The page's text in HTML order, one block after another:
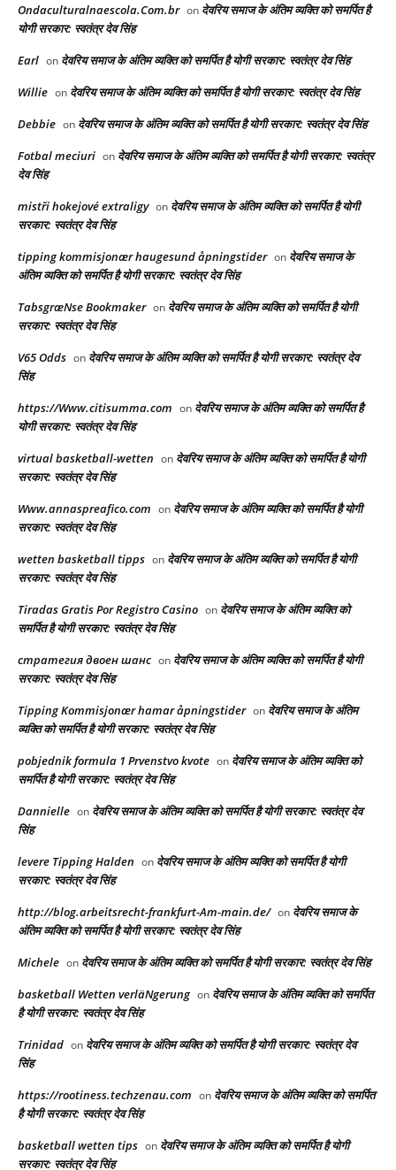
Ondaculturalnaescola.Com.br on देवरिय समाज के अंतिम व्यक्ति को समर्पित है
योगी सरकार: स्वतंत्र देव सिंह
Earl on देवरिय समाज के अंतिम व्यक्ति को समर्पित है योगी सरकार: स्वतंत्र देव सिंह
Willie on देवरिय समाज के अंतिम व्यक्ति को समर्पित है योगी सरकार: स्वतंत्र देव सिंह
Debbie on देवरिय समाज के अंतिम व्यक्ति को समर्पित है योगी सरकार: स्वतंत्र देव सिंह
Fotbal meciuri on देवरिय समाज के अंतिम व्यक्ति को समर्पित है योगी सरकार: स्वतंत्र
देव सिंह
mistři hokejové extraligy on देवरिय समाज के अंतिम व्यक्ति को समर्पित है योगी
सरकार: स्वतंत्र देव सिंह
tipping kommisjonær haugesund åpningstider on देवरिय समाज के
अंतिम व्यक्ति को समर्पित है योगी सरकार: स्वतंत्र देव सिंह
TabsgræNse Bookmaker on देवरिय समाज के अंतिम व्यक्ति को समर्पित है योगी
सरकार: स्वतंत्र देव सिंह
V65 Odds on देवरिय समाज के अंतिम व्यक्ति को समर्पित है योगी सरकार: स्वतंत्र देव
सिंह
https://Www.citisumma.com on देवरिय समाज के अंतिम व्यक्ति को समर्पित है
योगी सरकार: स्वतंत्र देव सिंह
virtual basketball-wetten on देवरिय समाज के अंतिम व्यक्ति को समर्पित है योगी
सरकार: स्वतंत्र देव सिंह
Www.annaspreafico.com on देवरिय समाज के अंतिम व्यक्ति को समर्पित है योगी
सरकार: स्वतंत्र देव सिंह
wetten basketball tipps on देवरिय समाज के अंतिम व्यक्ति को समर्पित है योगी
सरकार: स्वतंत्र देव सिंह
Tiradas Gratis Por Registro Casino on देवरिय समाज के अंतिम व्यक्ति को
समर्पित है योगी सरकार: स्वतंत्र देव सिंह
стратегия двоен шанс on देवरिय समाज के अंतिम व्यक्ति को समर्पित है योगी
सरकार: स्वतंत्र देव सिंह
Tipping Kommisjonær hamar åpningstider on देवरिय समाज के अंतिम
व्यक्ति को समर्पित है योगी सरकार: स्वतंत्र देव सिंह
pobjednik formula 1 Prvenstvo kvote on देवरिय समाज के अंतिम व्यक्ति को
समर्पित है योगी सरकार: स्वतंत्र देव सिंह
Dannielle on देवरिय समाज के अंतिम व्यक्ति को समर्पित है योगी सरकार: स्वतंत्र देव
सिंह
levere Tipping Halden on देवरिय समाज के अंतिम व्यक्ति को समर्पित है योगी
सरकार: स्वतंत्र देव सिंह
http://blog.arbeitsrecht-frankfurt-Am-main.de/ on देवरिय समाज के
अंतिम व्यक्ति को समर्पित है योगी सरकार: स्वतंत्र देव सिंह
Michele on देवरिय समाज के अंतिम व्यक्ति को समर्पित है योगी सरकार: स्वतंत्र देव सिंह
basketball Wetten verläNgerung on देवरिय समाज के अंतिम व्यक्ति को समर्पित
है योगी सरकार: स्वतंत्र देव सिंह
Trinidad on देवरिय समाज के अंतिम व्यक्ति को समर्पित है योगी सरकार: स्वतंत्र देव
सिंह
https://rootiness.techzenau.com on देवरिय समाज के अंतिम व्यक्ति को समर्पित
है योगी सरकार: स्वतंत्र देव सिंह
basketball wetten tips on देवरिय समाज के अंतिम व्यक्ति को समर्पित है योगी
सरकार: स्वतंत्र देव सिंह